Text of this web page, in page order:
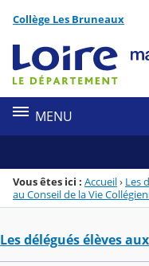
Menu de la rubrique
Contenu
Collège Les Bruneaux
MENU
Vous êtes ici : Accueil› Les
au Conseil de la Vie
Les délégués élèves